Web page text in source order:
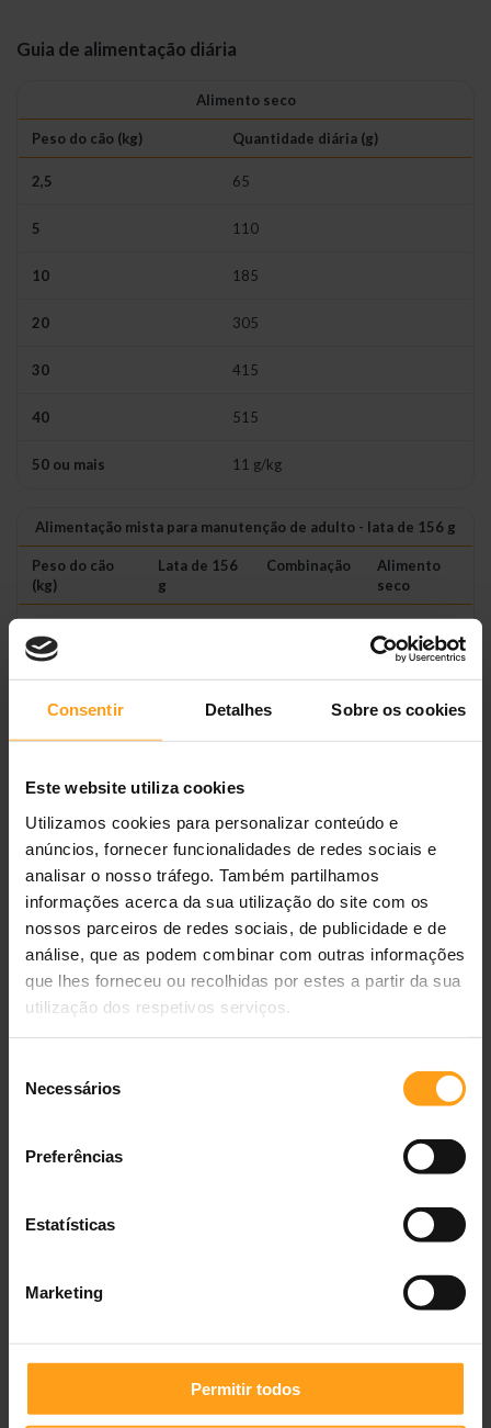
Consentir Detalhes Sobre os cookies
Este website utiliza cookies
Utilizamos cookies para personalizar conteúdo e
anúncios, fornecer funcionalidades de redes sociais e
analisar o nosso tráfego. Também partilhamos
informações acerca da sua utilização do site com os
nossos parceiros de redes sociais, de publicidade e de
análise, que as podem combinar com outras informações
que lhes forneceu ou recolhidas por estes a partir da sua
utilização dos respetivos serviços.
Necessários
Preferências
Estatísticas
Marketing
Permitir todos
Guia de alimentação diária
Alimento seco
Peso do cão (kg) Quantidade diária (g)
2,5 65
5 110
10 185
20 305
30 415
40 515
50 ou mais 11 g/kg
Alimentação mista para manutenção de adulto - lata de 156 g
Peso do cão
(kg)
Lata de 156
g
Combinação
Alimento
seco
10 2 + 110 g
30 2 + 345 g
40 2 + 445 g
50 2 +
Peso do cão
Alimento
seco
1 10 g